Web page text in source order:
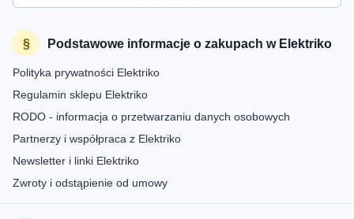
Podstawowe informacje o zakupach w Elektriko
Polityka prywatności Elektriko
Regulamin sklepu Elektriko
RODO - informacja o przetwarzaniu danych osobowych
Partnerzy i współpraca z Elektriko
Newsletter i linki Elektriko
Zwroty i odstąpienie od umowy